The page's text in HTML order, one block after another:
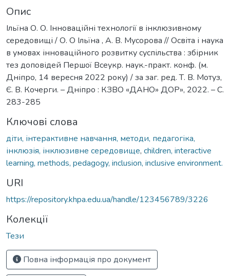
Опис
Ільїна О. О. Інноваційні технології в інклюзивному
середовищі / О. О Ільїна , А. В. Мусорова // Освіта і наука
в умовах інноваційного розвитку суспільства : збірник
тез доповідей Першої Всеукр. наук.-практ. конф. (м.
Дніпро, 14 вересня 2022 року) / за заг. ред. Т. В. Мотуз,
Є. В. Кочерги. – Дніпро : КЗВО «ДАНО» ДОР», 2022. – С.
283-285
Ключові слова
діти, інтерактивне навчання, методи, педагогіка,
інклюзія, інклюзивне середовище, children, interactive
learning, methods, pedagogy, inclusion, inclusive environment.
URI
https://repository.khpa.edu.ua/handle/123456789/3226
Колекції
Тези
Повна інформація про документ